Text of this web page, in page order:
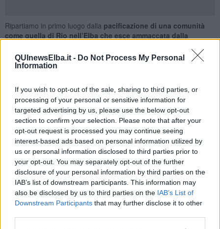
QUInewsElba.it - Do Not Process My Personal
Information
If you wish to opt-out of the sale, sharing to third parties, or
processing of your personal or sensitive information for
targeted advertising by us, please use the below opt-out
section to confirm your selection. Please note that after your
opt-out request is processed you may continue seeing
interest-based ads based on personal information utilized by
us or personal information disclosed to third parties prior to
your opt-out. You may separately opt-out of the further
disclosure of your personal information by third parties on the
IAB’s list of downstream participants. This information may
also be disclosed by us to third parties on the IAB’s List of
Downstream Participants that may further disclose it to other
Ripartiamo in primo luogo dalla pacificazione di una comunità
come quella di Rio nell’Elba che esce ammaccata dalla
e politiche di chi nel passato ha rappresentato il Partito
Democratico e tutto il centro sinistra nelle Istituzioni con onestà,
prossime elezioni amministrative.
Ripartiremo dallo spirito di chi ha votato sì, convinto di portare
queste due comunità in un futuro fatto di maggiori servizi alla
persona e di più lavoro. Dai giovani, che hanno contribuito in
maniera determinante nella fase del referendum e dalla loro voglia
di guardare a un domani che non li veda necessariamente
emigrare dal nostro Comune ma che li consideri protagonisti attivi
della vita sociale della nostra Isola.
Maripartiremo anche dalle ragioni vere di chi non era
d’accordo con la fusione , manifestando preoccupazioni legittime
sui servizi e sulla qualità della vita soprattutto delle fasce più deboli,